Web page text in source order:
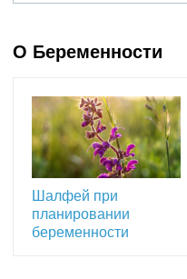
О Беременности
Шалфей при
планировании
беременности